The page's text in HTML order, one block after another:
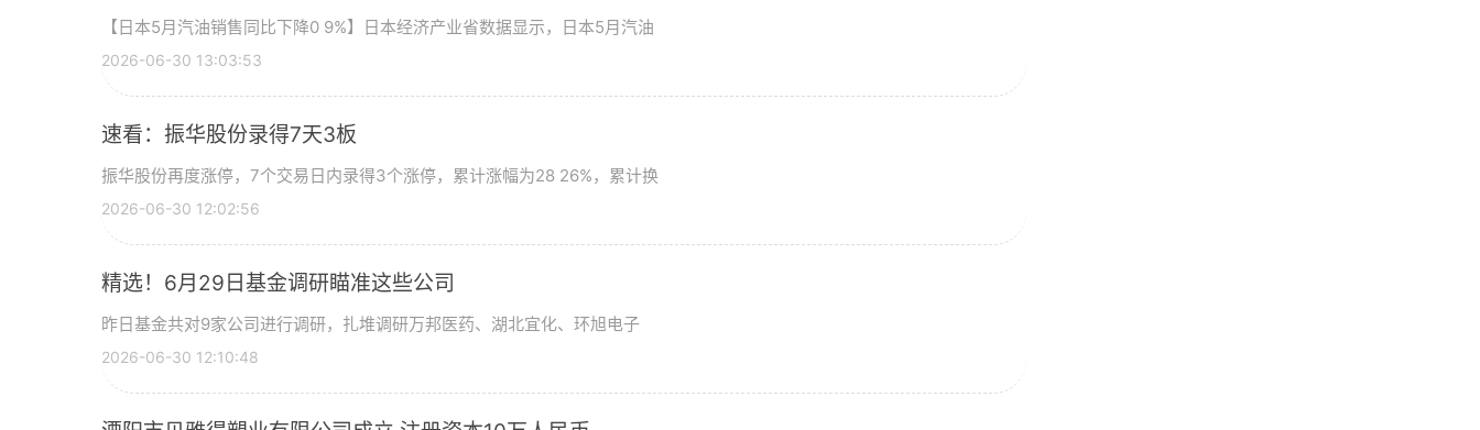
【日本5月汽油销售同比下降0 9%】日本经济产业省数据显示，日本5月汽油
2026-06-30 13:03:53
速看：振华股份录得7天3板
振华股份再度涨停，7个交易日内录得3个涨停，累计涨幅为28 26%，累计换
2026-06-30 12:02:56
精选！6月29日基金调研瞄准这些公司
昨日基金共对9家公司进行调研，扎堆调研万邦医药、湖北宜化、环旭电子
2026-06-30 12:10:48